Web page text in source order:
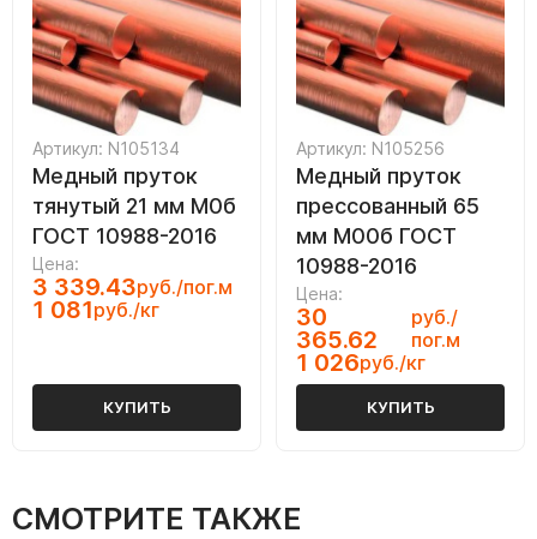
Артикул: N105134
Медный пруток
тянутый 21 мм М0б
ГОСТ 10988-2016
Цена:
3 339.43руб./пог.м
1 081руб./кг
КУПИТЬ
Артикул: N105256
Медный пруток
прессованный 65
мм М00б ГОСТ
10988-2016
Цена:
30
365.62
руб./
пог.м
1 026руб./кг
КУПИТЬ
СМОТРИТЕ ТАКЖЕ